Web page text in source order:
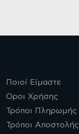
Ποιοί Είμαστε
Οροι Χρήσης
Τρόποι Πληρωμής
Τρόποι Αποστολής